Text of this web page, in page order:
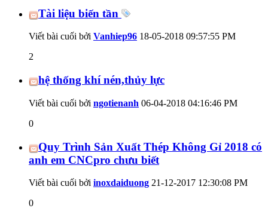
Tài liệu biến tần
Viết bài cuối bởi Vanhiep96 18-05-2018 09:57:55 PM
2
hệ thống khí nén,thủy lực
Viết bài cuối bởi ngotienanh 06-04-2018 04:16:46 PM
0
Quy Trình Sản Xuất Thép Không Gỉ 2018 có
anh em CNCpro chưu biết
Viết bài cuối bởi inoxdaiduong 21-12-2017 12:30:08 PM
0